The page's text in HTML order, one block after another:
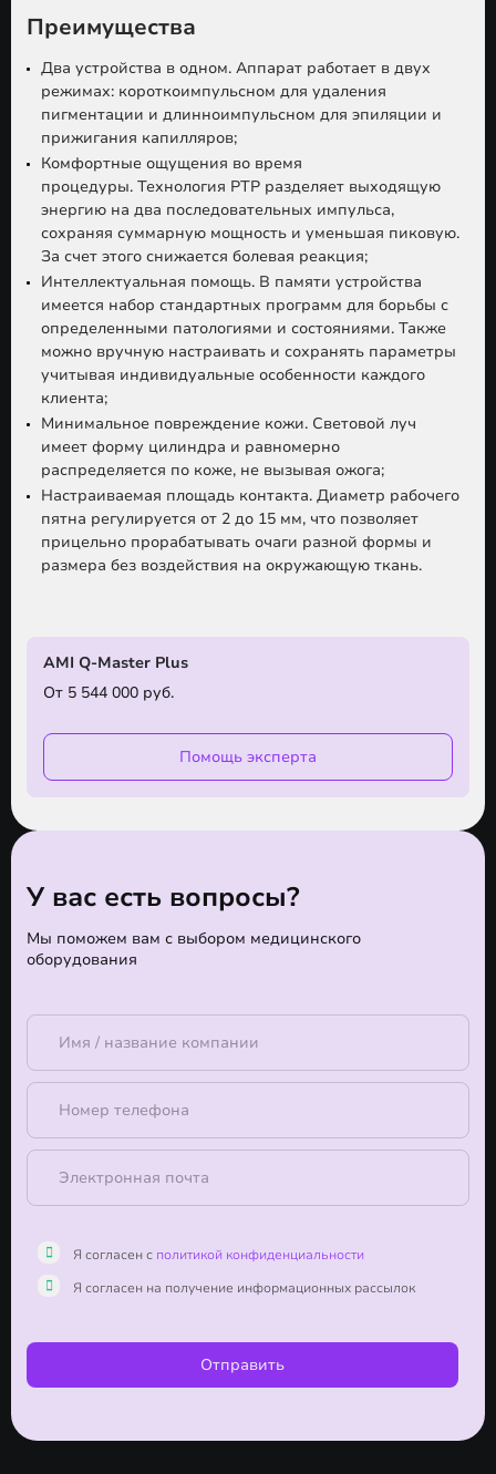
Преимущества
Два устройства в одном. Аппарат работает в двух
режимах: короткоимпульсном для удаления
пигментации и длинноимпульсном для эпиляции и
прижигания капилляров;
Комфортные ощущения во время
процедуры. Технология PTP разделяет выходящую
энергию на два последовательных импульса,
сохраняя суммарную мощность и уменьшая пиковую.
За счет этого снижается болевая реакция;
Интеллектуальная помощь. В памяти устройства
имеется набор стандартных программ для борьбы с
определенными патологиями и состояниями. Также
можно вручную настраивать и сохранять параметры
учитывая индивидуальные особенности каждого
клиента;
Минимальное повреждение кожи. Световой луч
имеет форму цилиндра и равномерно
распределяется по коже, не вызывая ожога;
Настраиваемая площадь контакта. Диаметр рабочего
пятна регулируется от 2 до 15 мм, что позволяет
прицельно прорабатывать очаги разной формы и
размера без воздействия на окружающую ткань.
AMI Q-Master Plus
От 5 544 000 руб.
Помощь эксперта
У вас есть вопросы?
Мы поможем вам с выбором медицинского
оборудования
Отправить
Я согласен с политикой конфиденциальности
Я согласен на получение информационных рассылок